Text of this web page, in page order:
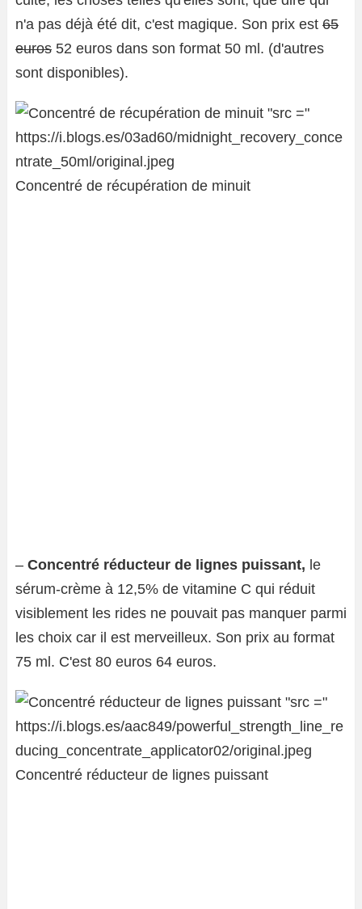
n'a pas déjà été dit, c'est magique. Son prix est 65
euros 52 euros dans son format 50 ml. (d'autres
sont disponibles).
Concentré de récupération de minuit
– Concentré réducteur de lignes puissant, le
sérum-crème à 12,5% de vitamine C qui réduit
visiblement les rides ne pouvait pas manquer parmi
les choix car il est merveilleux. Son prix au format
75 ml. C'est 80 euros 64 euros.
Concentré réducteur de lignes puissant